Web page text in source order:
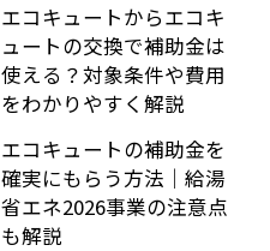
エコキュートからエコキ
ュートの交換で補助金は
使える？対象条件や費用
をわかりやすく解説
エコキュートの補助金を
確実にもらう方法｜給湯
省エネ2026事業の注意点
も解説